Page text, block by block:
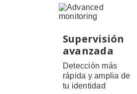
Supervisión
avanzada
Detección más
rápida y amplia de
tu identidad